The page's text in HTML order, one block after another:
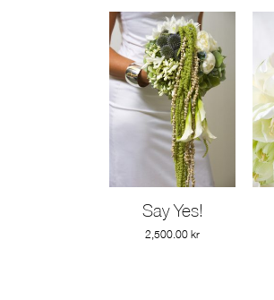
Gå till produkt
Say Yes!
2,500.00kr